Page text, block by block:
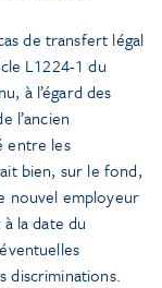
de transfert légal
L1224-1 du
à l’égard des
l’ancien
entre les
bien, sur le fond,
nouvel employeur
la date du
discriminations.